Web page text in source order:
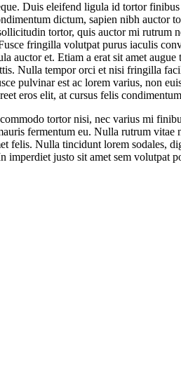
Duis eleifend ligula id tortor
dictum, sapien nibh
tortor, quis auctor mi rutrum
fringilla volutpat purus iaculis
auctor et. Etiam a erat sit amet
Nulla tempor orci et nisi fringilla
pulvinar est ac lorem varius, non
eros elit, at cursus felis
tortor nisi, nec varius mi
fermentum eu. Nulla rutrum
Nulla tincidunt lorem sodales,
imperdiet justo sit amet sem